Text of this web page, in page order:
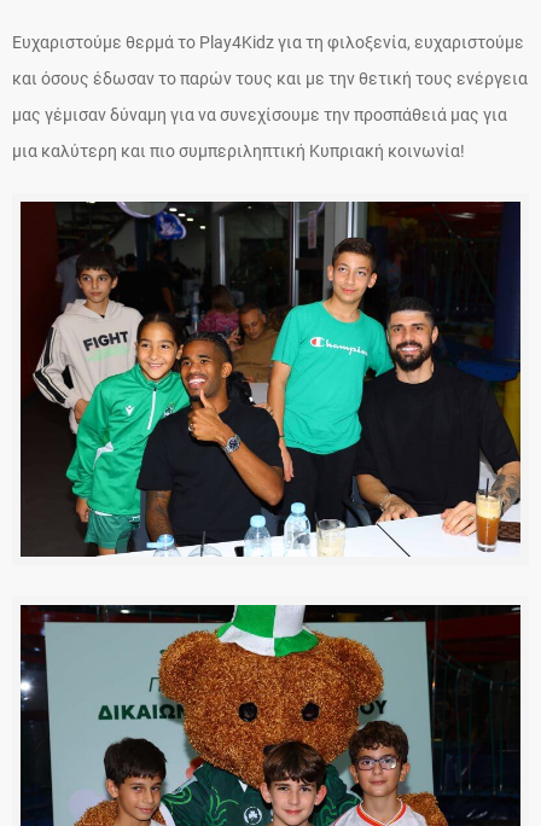
Ευχαριστούμε θερμά το Play4Kidz για τη φιλοξενία, ευχαριστούμε
και όσους έδωσαν το παρών τους και με την θετική τους ενέργεια
μας γέμισαν δύναμη για να συνεχίσουμε την προσπάθειά μας για
μια καλύτερη και πιο συμπεριληπτική Κυπριακή κοινωνία!